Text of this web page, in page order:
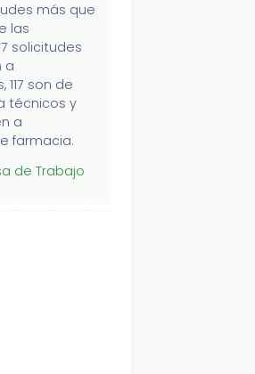
más que
las
solicitudes
a
son de
técnicos y
a
farmacia.
de Trabajo